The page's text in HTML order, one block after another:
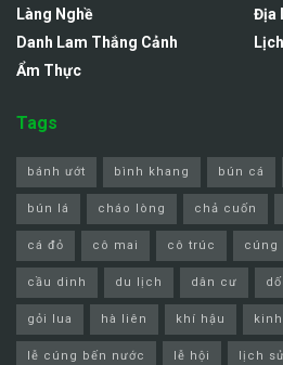
Làng Nghề
Danh Lam Thắng Cảnh
Ẩm Thực
Địa
Tags
bánh ướt bình khang bún cá
bún lá cháo lòng chả cuốn
cá đỏ cô mai cô trúc cúng
cầu dinh du lịch dân cư
gỏi lua hà liên khí hậu
lễ cúng bến nước lễ hội lịch sử